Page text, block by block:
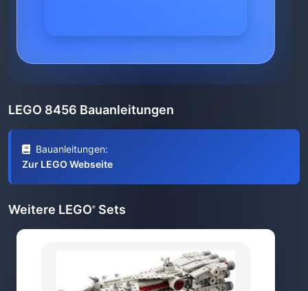
LEGO 8456 Bauanleitungen
Bauanleitungen:
Zur LEGO Webseite
Weitere LEGO® Sets